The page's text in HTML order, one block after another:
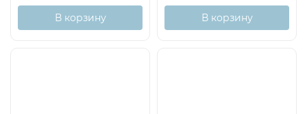
В корзину В корзину